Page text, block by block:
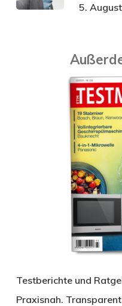
5.
Testberichte und
Praxisnah. Transparent